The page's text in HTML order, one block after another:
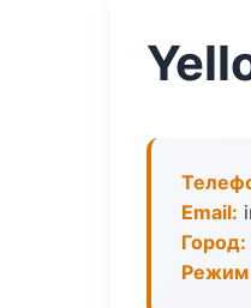
Email:
Город:
Режим